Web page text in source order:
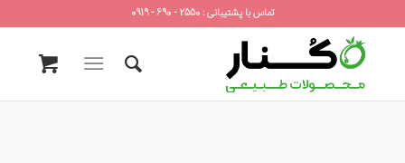
تماس با پشتیبانی : 2550 - 690 - 0919